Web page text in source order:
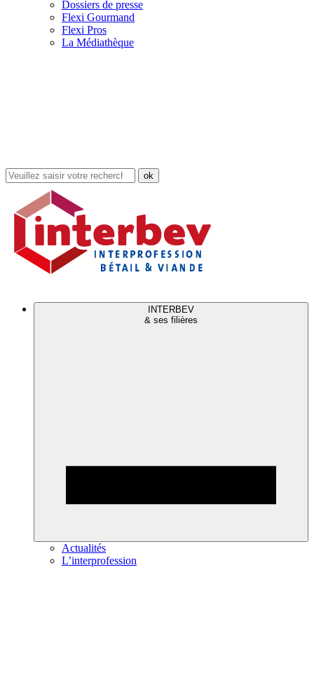
Dossiers de presse
Flexi Gourmand
Flexi Pros
La Médiathèque
Rechercher
dans
site
INTERBEV
& ses filières
Actualités
L’interprofession